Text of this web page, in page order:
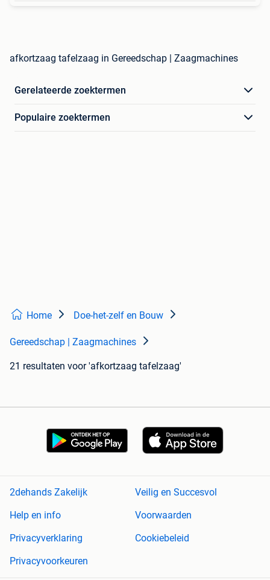
afkortzaag tafelzaag in Gereedschap | Zaagmachines
Gerelateerde zoektermen
Populaire zoektermen
Home Doe-het-zelf en Bouw
Gereedschap | Zaagmachines
21 resultaten voor 'afkortzaag tafelzaag'
2dehands Zakelijk
Veilig en Succesvol
Help en info
Voorwaarden
Privacyverklaring
Cookiebeleid
Privacyvoorkeuren